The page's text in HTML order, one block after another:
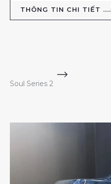
THÔNG TIN CHI TIẾT ....
Soul Series 2